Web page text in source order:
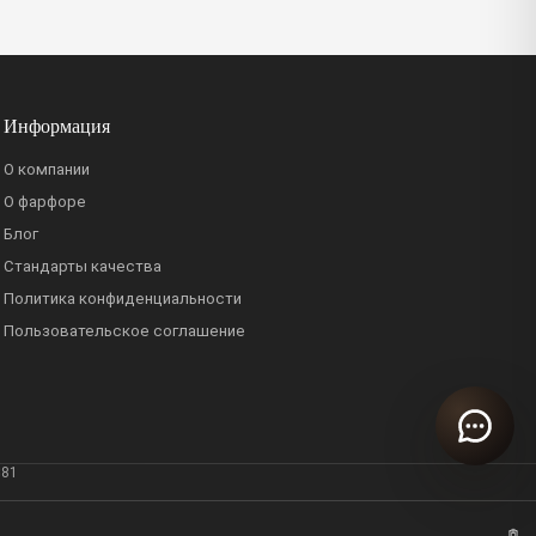
Информация
О компании
О фарфоре
Блог
Стандарты качества
Политика конфиденциальности
Пользовательское соглашение